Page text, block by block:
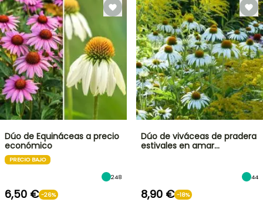
Dúo de Equináceas a precio
económico
PRECIO BAJO
248
6,50 € -26%
Dúo de viváceas de pradera
estivales en amar…
44
8,90 € -18%